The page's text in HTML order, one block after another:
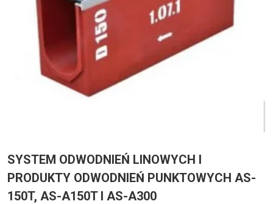
SYSTEM ODWODNIEŃ LINOWYCH I
PRODUKTY ODWODNIEŃ PUNKTOWYCH AS-
150T, AS-A150T I AS-A300